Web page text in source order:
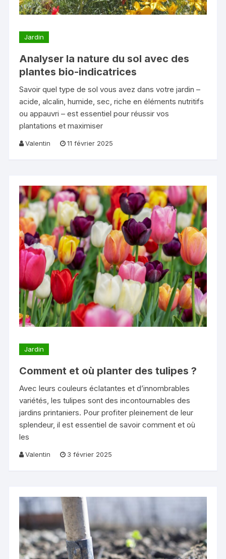
Jardin
Analyser la nature du sol avec des
plantes bio-indicatrices
Savoir quel type de sol vous avez dans votre jardin –
acide, alcalin, humide, sec, riche en éléments nutritifs
ou appauvri – est essentiel pour réussir vos
plantations et maximiser
Valentin 11 février 2025
Jardin
Comment et où planter des tulipes ?
Avec leurs couleurs éclatantes et d’innombrables
variétés, les tulipes sont des incontournables des
jardins printaniers. Pour profiter pleinement de leur
splendeur, il est essentiel de savoir comment et où
les
Valentin 3 février 2025